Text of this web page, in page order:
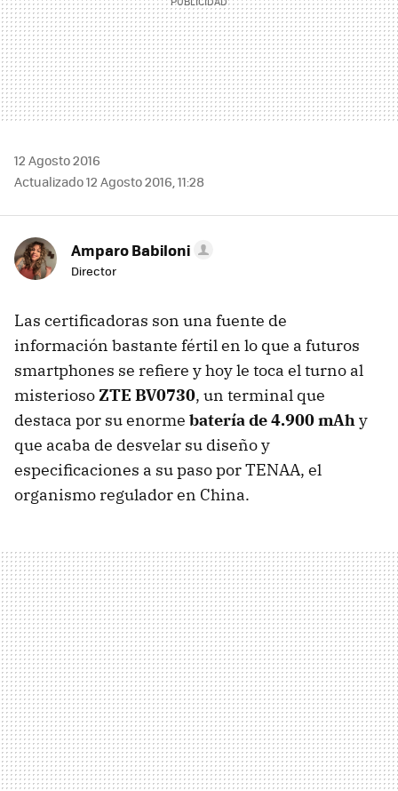
12 Agosto 2016
Actualizado 12 Agosto 2016, 11:28
Amparo Babiloni
Director
Las certificadoras son una fuente de
información bastante fértil en lo que a futuros
smartphones se refiere y hoy le toca el turno al
misteriosoZTE BV0730, un terminal que
destaca por su enorme batería de 4.900 mAhy
que acaba de desvelar su diseño y
especificaciones a su paso por TENAA, el
organismo regulador en China.